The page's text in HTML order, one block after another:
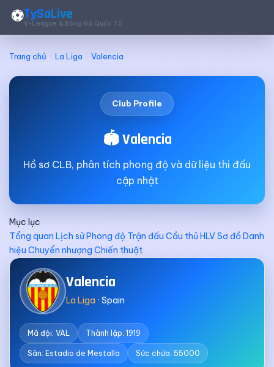
⚽TySoLive
V-League & Bóng Đá Quốc Tế
Trang chủ La Liga Valencia
Club Profile
🏟️ Valencia
Hồ sơ CLB, phân tích phong độ và dữ liệu thi đấu
cập nhật
Mục lục
Tổng quan Lịch sửPhong độ Trận đấu Cầu thủHLVSơ đồDanh
hiệu Chuyển nhượng Chiến thuật
Valencia
La Liga · Spain
Mã đội: VAL Thành lập: 1919
Sân: Estadio de Mestalla Sức chứa: 55000